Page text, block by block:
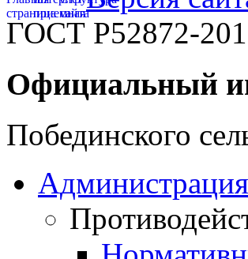
ГОСТ Р52872-
Официальный
Побединского
Администрация